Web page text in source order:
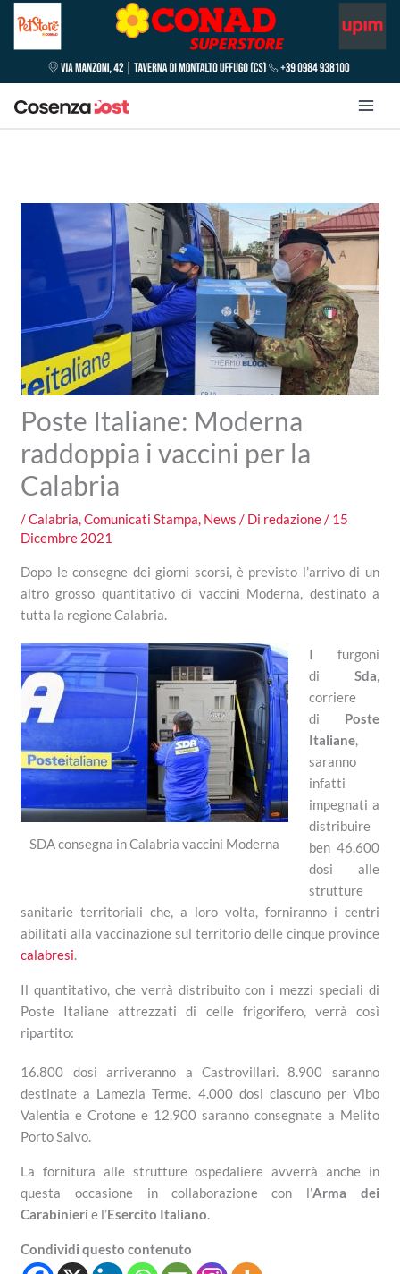
Poste Italiane: Moderna
raddoppia i vaccini per la
Calabria
/Calabria,Comunicati Stampa, News / Di redazione/ 15
Dicembre 2021
Dopo le consegne dei giorni scorsi, è previsto l’arrivo di un
altro grosso quantitativo di vaccini Moderna, destinato a
tutta la regione Calabria.
SDA consegna in Calabria vaccini Moderna
I furgoni
di Sda,
corriere
di Poste
Italiane,
saranno
infatti
impegnati a
distribuire
ben 46.600
dosi alle
strutture
sanitarie territoriali che, a loro volta, forniranno i centri
abilitati alla vaccinazione sul territorio delle cinque province
calabresi.
Il quantitativo, che verrà distribuito con i mezzi speciali di
Poste Italiane attrezzati di celle frigorifero, verrà così
ripartito:
16.800 dosi arriveranno a Castrovillari. 8.900 saranno
destinate a Lamezia Terme. 4.000 dosi ciascuno per Vibo
Valentia e Crotone e 12.900 saranno consegnate a Melito
Porto Salvo.
La fornitura alle strutture ospedaliere avverrà anche in
questa occasione in collaborazione con l’Arma dei
Carabinieri e l’Esercito Italiano.
Condividi questo contenuto